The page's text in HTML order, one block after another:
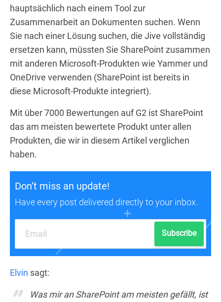
hauptsächlich nach einem Tool zur
Zusammenarbeit an Dokumenten suchen. Wenn
Sie nach einer Lösung suchen, die Jive vollständig
ersetzen kann, müssten Sie SharePoint zusammen
mit anderen Microsoft-Produkten wie Yammer und
OneDrive verwenden (SharePoint ist bereits in
diese Microsoft-Produkte integriert).
Mit über 7000 Bewertungen auf G2 ist SharePoint
das am meisten bewertete Produkt unter allen
Produkten, die wir in diesem Artikel verglichen
haben.
Don’t miss an update!
Have every post delivered directly to your inbox.
Subscribe
Elvin sagt:
Was mir an SharePoint am meisten gefällt, ist